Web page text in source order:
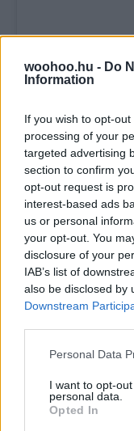
woohoo.hu - Do
Information
If you wish to opt-
processing of your
targeted advertising
section to confirm
opt-out request is
interest-based ads
us or personal
your opt-out. You
disclosure of your
IAB’s list of
also be disclosed by
Downstream
Please note that
not limited to your
grant or deny
use your data for
Personal Data
I want to opt-
personal data.
Opted In
A bejegyzés